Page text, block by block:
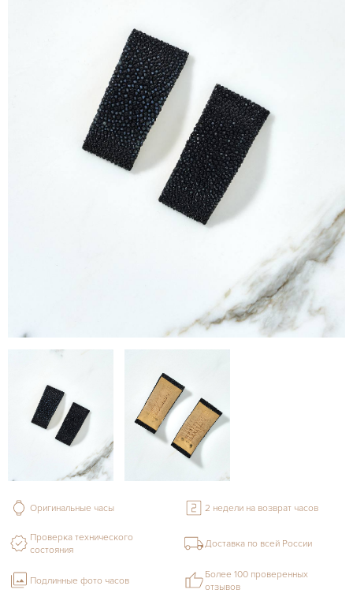
Оригинальные часы 2 недели на возврат часов
Проверка технического
состояния
Доставка по всей России
Подлинные фото часов
Более 100 проверенных
отзывов